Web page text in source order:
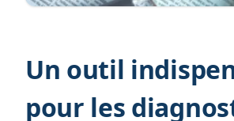
Un outil
pour les